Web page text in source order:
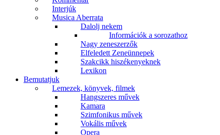
Interjúk
Musica Aberrata
Dalolj nekem
Információk a sorozathoz
Nagy zeneszerzők
Elfeledett Zeneünnepek
Szakcikk hiszékenyeknek
Lexikon
Bemutatjuk
Lemezek, könyvek, filmek
Hangszeres művek
Kamara
Szimfonikus művek
Vokális művek
Opera